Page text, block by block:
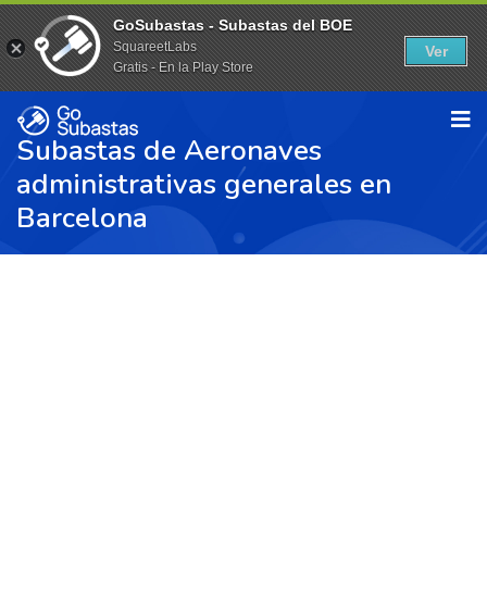
Subastas de Aeronaves
administrativas generales en
Barcelona
GoSubastas - Subastas del BOE
SquareetLabs
Gratis - En la Play Store
Ver